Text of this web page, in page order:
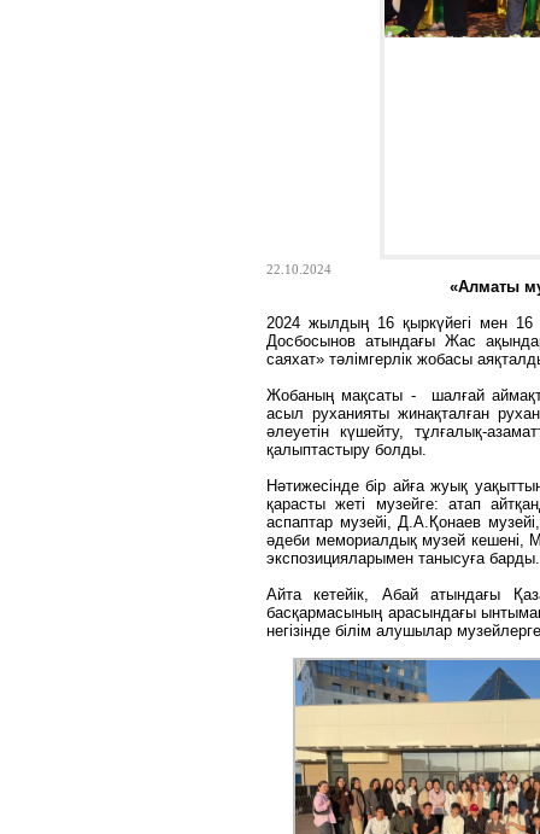
22.10.2024
«Алматы
2024 жылдың 16 қыркүйегі мен
Досбосынов атындағы Жас
саяхат» тәлімгерлік жобасы
Жобаның мақсаты - шалғай
асыл руханияты жинақталған
әлеуетін күшейту, тұлғалық-
қалыптастыру болды.
Нәтижесінде бір айға жуық
қарасты жеті музейге: атап
аспаптар музейі, Д.А.Қонаев
әдеби мемориалдық музей кешені,
экспозицияларымен танысуға барды.
Айта кетейік, Абай атындағы
басқармасының арасындағы
негізінде білім алушылар